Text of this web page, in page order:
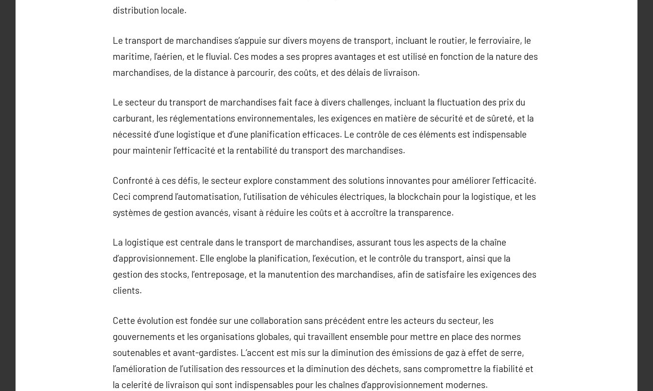
distribution locale.
Le transport de marchandises s’appuie sur divers moyens de transport, incluant le routier, le ferroviaire, le
maritime, l’aérien, et le fluvial. Ces modes a ses propres avantages et est utilisé en fonction de la nature des
marchandises, de la distance à parcourir, des coûts, et des délais de livraison.
Le secteur du transport de marchandises fait face à divers challenges, incluant la fluctuation des prix du
carburant, les réglementations environnementales, les exigences en matière de sécurité et de sûreté, et la
nécessité d’une logistique et d’une planification efficaces. Le contrôle de ces éléments est indispensable
pour maintenir l’efficacité et la rentabilité du transport des marchandises.
Confronté à ces défis, le secteur explore constamment des solutions innovantes pour améliorer l’efficacité.
Ceci comprend l’automatisation, l’utilisation de véhicules électriques, la blockchain pour la logistique, et les
systèmes de gestion avancés, visant à réduire les coûts et à accroître la transparence.
La logistique est centrale dans le transport de marchandises, assurant tous les aspects de la chaîne
d’approvisionnement. Elle englobe la planification, l’exécution, et le contrôle du transport, ainsi que la
gestion des stocks, l’entreposage, et la manutention des marchandises, afin de satisfaire les exigences des
clients.
Cette évolution est fondée sur une collaboration sans précédent entre les acteurs du secteur, les
gouvernements et les organisations globales, qui travaillent ensemble pour mettre en place des normes
soutenables et avant-gardistes. L’accent est mis sur la diminution des émissions de gaz à effet de serre,
l’amélioration de l’utilisation des ressources et la diminution des déchets, sans compromettre la fiabilité et
la celerité de livraison qui sont indispensables pour les chaînes d’approvisionnement modernes.